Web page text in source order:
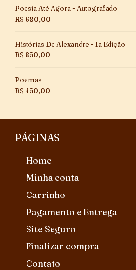
Poesia Até Agora - Autografado
R$ 680,00
Histórias De Alexandre - 1a Edição
R$ 850,00
Poemas
R$ 450,00
PÁGINAS
Home
Minha conta
Carrinho
Pagamento e Entrega
Site Seguro
Finalizar compra
Contato